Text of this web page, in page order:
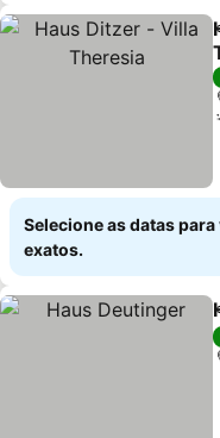
Selecione as datas
exatos.